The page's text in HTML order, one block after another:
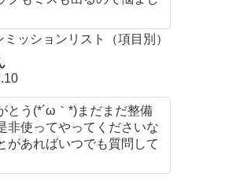
ッションリスト（項目別）
とう(*´ω｀*)まだまだ整備
非使ってやってくださいな
があればいつでも質問して